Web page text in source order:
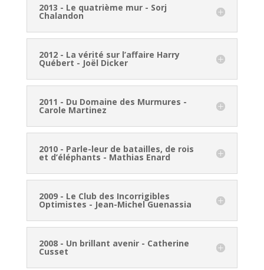
2013 - Le quatrième mur - Sorj
Chalandon
2012 - La vérité sur l’affaire Harry
Québert - Joël Dicker
2011 - Du Domaine des Murmures -
Carole Martinez
2010 - Parle-leur de batailles, de rois
et d’éléphants - Mathias Enard
2009 - Le Club des Incorrigibles
Optimistes - Jean-Michel Guenassia
2008 - Un brillant avenir - Catherine
Cusset